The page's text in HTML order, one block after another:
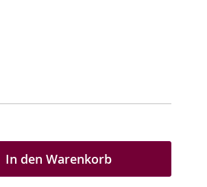
In den Warenkorb